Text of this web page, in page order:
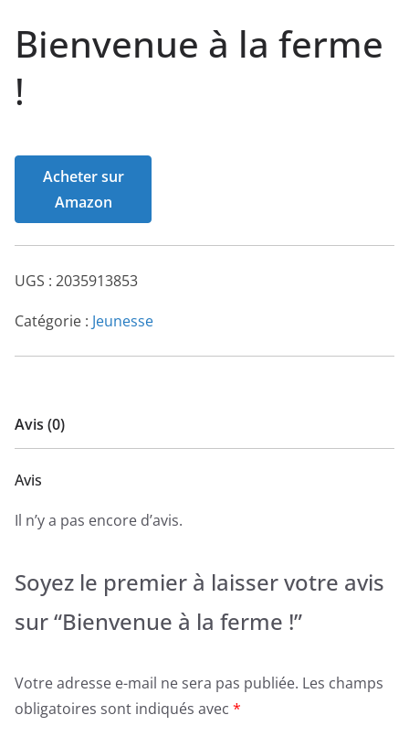
Bienvenue à la ferme
!
Acheter sur
Amazon
UGS : 2035913853
Catégorie : Jeunesse
Avis (0)
Avis
Il n’y a pas encore d’avis.
Soyez le premier à laisser votre avis
sur “Bienvenue à la ferme !”
Votre adresse e-mail ne sera pas publiée. Les champs
obligatoires sont indiqués avec *